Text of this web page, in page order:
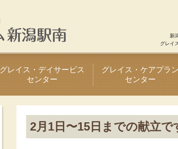
新
グレイ
グレイス・デイサービス
センター
グレイス・ケアプラン
センター
2月1日〜15日までの献立で